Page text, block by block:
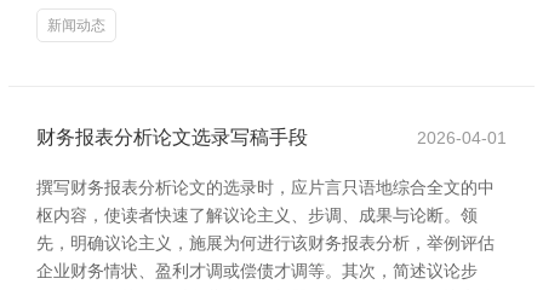
新闻动态
财务报表分析论文选录写稿手段 2026-04-01
撰写财务报表分析论文的选录时，应片言只语地综合全文的中
枢内容，使读者快速了解议论主义、步调、成果与论断。领
先，明确议论主义，施展为何进行该财务报表分析，举例评估
企业财务情状、盈利才调或偿债才调等。其次，简述议论步